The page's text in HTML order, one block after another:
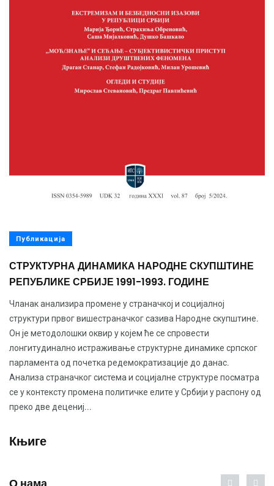
Публикација
СТРУКТУРНА ДИНАМИКА НАРОДНЕ СКУПШТИНЕ
РЕПУБЛИКЕ СРБИЈЕ 1991-1993. ГОДИНЕ
Чланак анализира промене у страначкој и социјалној
структури првог вишестраначког сазива Народне скупштине.
Он је методолошки оквир у којем ће се спровести
лонгитудинално истраживање структурне динамике српског
парламента од почетка редемократизације до данас.
Анализа страначког система и социјалне структуре посматра
се у контексту промена политичке елите у Србији у распону од
преко две децениј...
Књиге